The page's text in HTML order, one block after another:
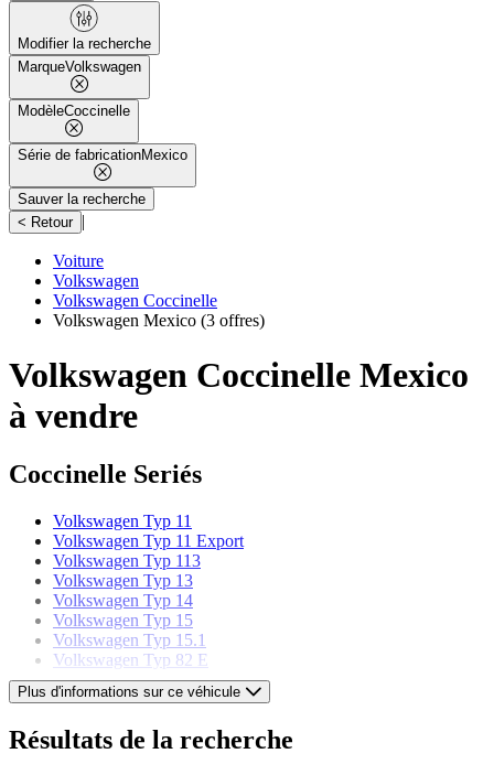
Modifier la recherche
MarqueVolkswagen
ModèleCoccinelle
Série de fabricationMexico
Sauver la recherche
< Retour |
Voiture
Volkswagen
Volkswagen Coccinelle
Volkswagen Mexico (3 offres)
Volkswagen Coccinelle Mexico
à vendre
Coccinelle Seriés
Volkswagen Typ 11
Volkswagen Typ 11 Export
Volkswagen Typ 113
Volkswagen Typ 13
Volkswagen Typ 14
Volkswagen Typ 15
Volkswagen Typ 15.1
Volkswagen Typ 82 E
Volkswagen Modèles
Volkswagen Beetle
Plus d'informations sur ce véhicule
Résultats de la recherche